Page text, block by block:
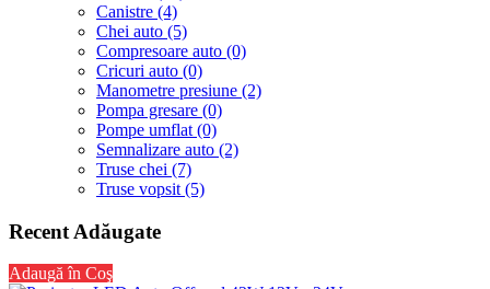
Canistre (4)
Chei auto (5)
Compresoare auto (0)
Cricuri auto (0)
Manometre presiune (2)
Pompa gresare (0)
Pompe umflat (0)
Semnalizare auto (2)
Truse chei (7)
Truse vopsit (5)
Recent Adăugate
Adaugă în Coş